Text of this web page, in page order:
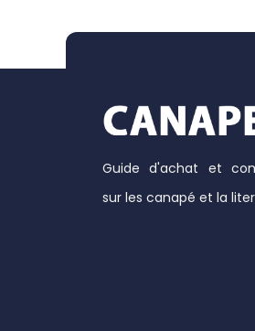
Guide d'achat et
sur les canapé et la